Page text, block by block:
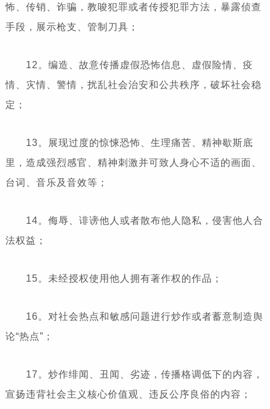
怖、传销、诈骗，教唆犯罪或者传授犯罪方法，暴露侦查
手段，展示枪支、管制刀具；
12。编造、故意传播虚假恐怖信息、虚假险情、疫
情、灾情、警情，扰乱社会治安和公共秩序，破坏社会稳
定；
13。展现过度的惊悚恐怖、生理痛苦、精神歇斯底
里，造成强烈感官、精神刺激并可致人身心不适的画面、
台词、音乐及音效等；
14。侮辱、诽谤他人或者散布他人隐私，侵害他人合
法权益；
15。未经授权使用他人拥有著作权的作品；
16。对社会热点和敏感问题进行炒作或者蓄意制造舆
论“热点”；
17。炒作绯闻、丑闻、劣迹，传播格调低下的内容，
宣扬违背社会主义核心价值观、违反公序良俗的内容；